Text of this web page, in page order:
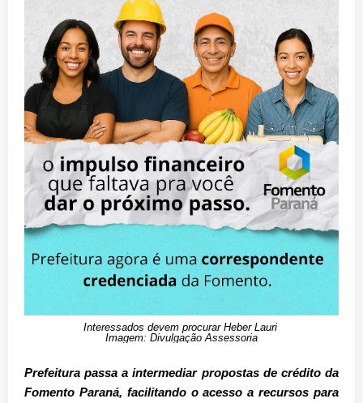
Interessados devem procurar Heber Lauri
Imagem: Divulgação Assessoria
Prefeitura passa a intermediar propostas de crédito da
Fomento Paraná, facilitando o acesso a recursos para